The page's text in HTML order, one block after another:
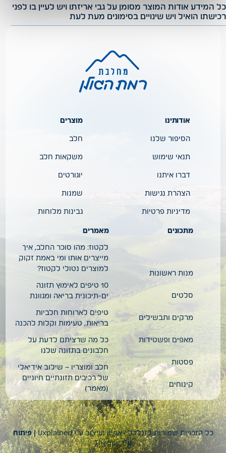
כל המידע אודות המוצר מסומן על גבי אריזתו ויש לעיין בו לפני
רכישתו הואיל ויש שינויים בסימונים מעת לעת
אודותינו
הסיפור שלנו
תנאי שימוש
דברו איתנו
הצהרת נגישות
מדיניות פרטיות
מוצרים
חלב
משקאות חלב
יוגורטים
שמנות
גבינות מלוחות
מתכונים
מנות ראשונות
סלטים
מרקים ותבשילים
מאפים ופשטידות
פסטות
קינוחים
מאמרים
לקטוז: מהו סוכר החלב, איך
מייצרים אותו ומי באמת זקוק
למוצרים נטולי לקטוז?
10 טיפים לאימוץ תזונה
ים-תיכונית בריאה ומגוונת
טיפים לארוחות חלביות
בריאות, טעימות וקלות להכנה
כל מה שרציתם לדעת על
חלבונים בתזונה שלנו
חלב ומוצריו – שילוב אידיאלי
של רכיבים תזונתיים חיוניים
(מאמר)
כל הזכויות שמורות לזנלכל | אפיון ועיצוב ע”יUxplained| פיתוח
ע”יTheguy